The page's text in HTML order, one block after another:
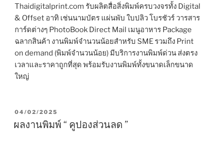
Thaidigitalprint.com รับผลิตสื่อสิ่งพิมพ์ครบวงจรทั้ง Digital
& Offset อาทิ เช่นนามบัตร แผ่นพับ ใบปลิว โบรชัวร์ วารสาร
การ์ดต่างๆ PhotoBook Direct Mail เมนูอาหาร Package
ฉลากสินค้า งานพิมพ์จำนวนน้อยสำหรับ SME รวมถึง Print
on demand (พิมพ์จำนวนน้อย) มีบริการงานพิมพ์ด่วน ส่งตรง
เวลาและราคาถูกที่สุด พร้อมรับงานพิมพ์ทั้งขนาดเล็กขนาด
ใหญ่
P
S
04/02/2025
ผลงานพิมพ์ “ คูปองส่วนลด ”